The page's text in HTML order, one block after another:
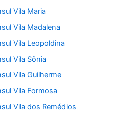
Vila Maria
Vila Madalena
Vila Leopoldina
Vila Sônia
Vila Guilherme
Vila Formosa
Vila dos Remédios